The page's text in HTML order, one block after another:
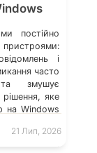
постійно
і
часто
змушує
рішення, яке
на Windows
чи iOS.
смартфоном
21 Лип, 2026